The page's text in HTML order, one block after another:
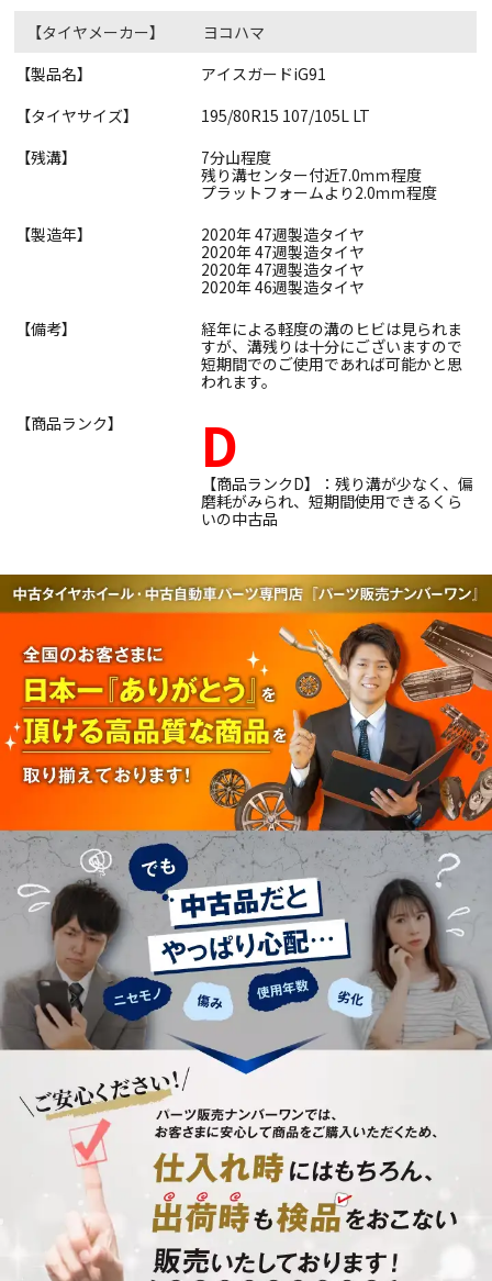
【タイヤメーカー】
ヨコハマ
【製品名】
アイスガードiG91
【タイヤサイズ】
195/80R15 107/105L LT
【残溝】
7分山程度
残り溝センター付近7.0ｍｍ程度
プラットフォームより2.0ｍｍ程度
【製造年】
2020年 47週製造タイヤ
2020年 47週製造タイヤ
2020年 47週製造タイヤ
2020年 46週製造タイヤ
【備考】
経年による軽度の溝のヒビは見られま
すが、溝残りは十分にございますので
短期間でのご使用であれば可能かと思
われます。
【商品ランク】
D
【商品ランクD】：残り溝が少なく、偏
磨耗がみられ、短期間使用できるくら
いの中古品